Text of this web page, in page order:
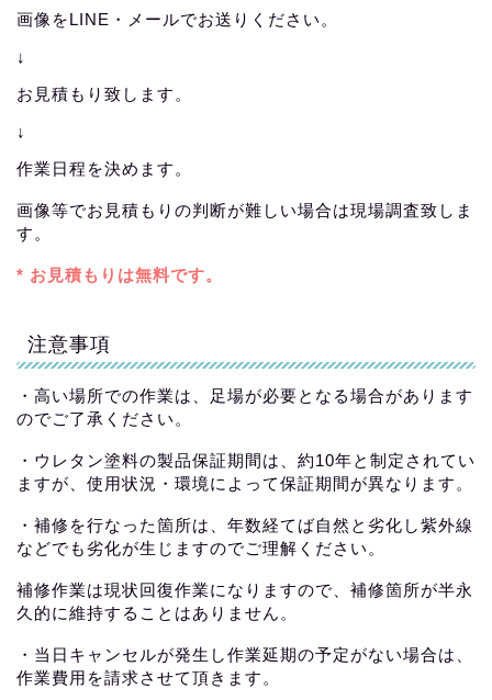
画像をLINE・メールでお送りください。
↓
お見積もり致します。
↓
作業日程を決めます。
画像等でお見積もりの判断が難しい場合は現場調査致しま
す。
* お見積もりは無料です。
注意事項
・高い場所での作業は、足場が必要となる場合があります
のでご了承ください。
・ウレタン塗料の製品保証期間は、約10年と制定されてい
ますが、使用状況・環境によって保証期間が異なります。
・補修を行なった箇所は、年数経てば自然と劣化し紫外線
などでも劣化が生じますのでご理解ください。
補修作業は現状回復作業になりますので、補修箇所が半永
久的に維持することはありません。
・当日キャンセルが発生し作業延期の予定がない場合は、
作業費用を請求させて頂きます。